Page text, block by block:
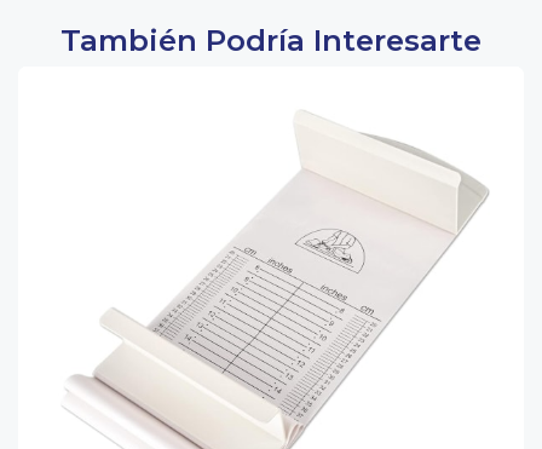
También Podría Interesarte